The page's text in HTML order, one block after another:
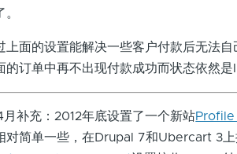
的设置能解决一些客户付款后无法自
的订单中再不出现付款成功而状态依然
充：2012年底设置了一个新站
对简单一些，在Drupal 7和Ubercart 3